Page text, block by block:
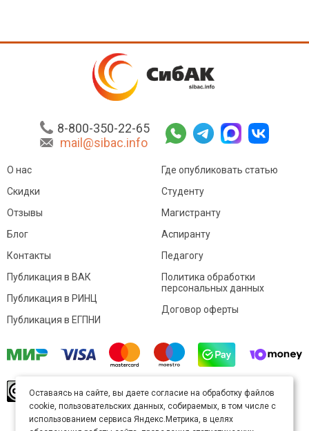
8-800-350-22-65
mail@sibac.info
О нас
Скидки
Отзывы
Блог
Контакты
Где опубликовать статью
Студенту
Магистранту
Аспиранту
Педагогу
Публикация в ВАК
Публикация в РИНЦ
Публикация в ЕГПНИ
Политика обработки
персональных данных
Договор оферты
произведение доступно полицензии Creative
Commons «Attribution» («Атрибуция») 4.0
Непортированная.
Оставаясь на сайте, вы даете согласие на обработку файлов
cookie, пользовательских данных, собираемых, в том числе с
использованием сервиса Яндекс.Метрика, в целях